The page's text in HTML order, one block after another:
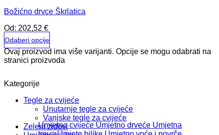
Umjetno cvijeće Umjetno drveće Umjetna
Božićno drvce Škrlatica
Od: 202,52 €
Odaberi opcije
Ovaj proizvod ima više varijanti. Opcije se mogu odabrati na
stranici proizvoda
Kategorije
Tegle za cvijeće
Unutarnje tegle za cvijeće
Vanjske tegle za cvijeće
Zeleni zidovi